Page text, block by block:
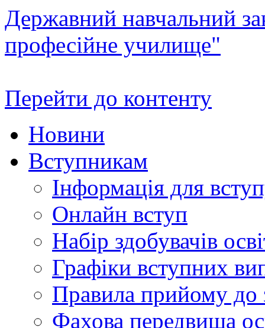
Державний навчальний
професійне училище"
Перейти до контенту
Новини
Вступникам
Інформація для
Онлайн вступ
Набір здобувачів
Графіки вступних
Правила прийому до
Фахова передвища